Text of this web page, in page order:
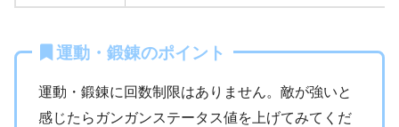
運動・鍛錬のポイント
運動・鍛錬に回数制限はありません。敵が強いと
感じたらガンガンステータス値を上げてみてくだ